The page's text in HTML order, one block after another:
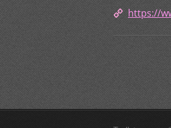
https://